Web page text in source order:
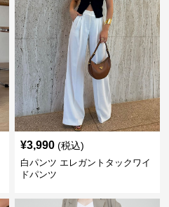
¥3,990 (税込)
白パンツ エレガントタックワイ
ドパンツ